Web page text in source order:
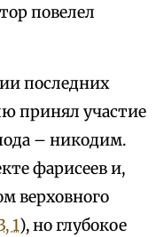
повелел
последних
принял участие
– никодим.
фарисеев и,
верховного
1), но глубокое